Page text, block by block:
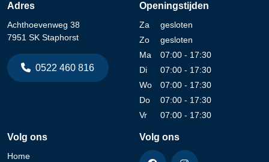
Adres
Achthoevenweg 38
7951 SK Staphorst
0522 460 816
Openingstijden
Za
gesloten
Zo
gesloten
Ma
07:00 - 17:30
Di
07:00 - 17:30
Wo
07:00 - 17:30
Do
07:00 - 17:30
Vr
07:00 - 17:30
Volg ons
Home
Volg ons